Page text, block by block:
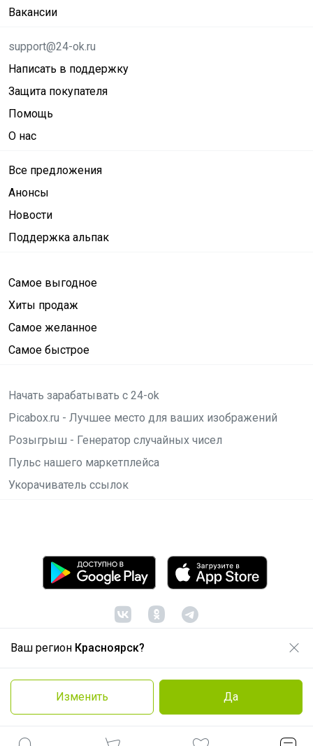
Ваш регион Красноярск?
Изменить Да
Вакансии
support@24-ok.ru
Написать в поддержку
Защита покупателя
Помощь
О нас
Все предложения
Анонсы
Новости
Поддержка альпак
Самое выгодное
Хиты продаж
Самое желанное
Самое быстрое
Начать зарабатывать с 24-ok
Picabox.ru - Лучшее место для ваших изображений
Розыгрыш - Генератор случайных чисел
Пульс нашего маркетплейса
Укорачиватель ссылок
© ООО "Лявита", ОГРН 1122468054070, 2012 -2026
Политика конфиденциальности
Cоглашение пользователя